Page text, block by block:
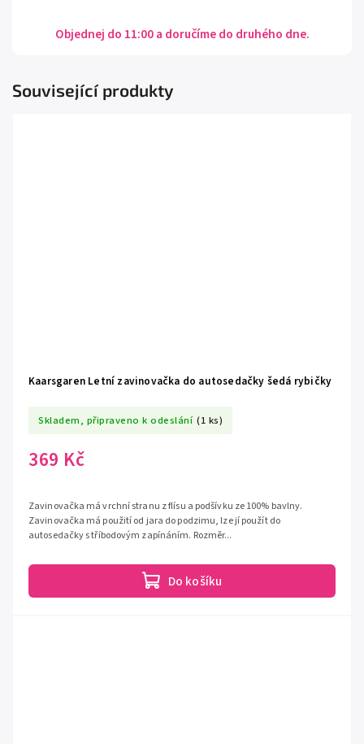
Objednej do 11:00 a doručíme do druhého dne.
Související produkty
Kaarsgaren Letní zavinovačka do autosedačky šedá rybičky
Skladem, připraveno k odeslání (1 ks)
369 Kč
Do košíku
Zavinovačka má vrchní stranu z flísu a podšívku ze 100% bavlny.
Zavinovačka má použití od jara do podzimu, lze jí použít do
autosedačky s tříbodovým zapínáním. Rozměr...